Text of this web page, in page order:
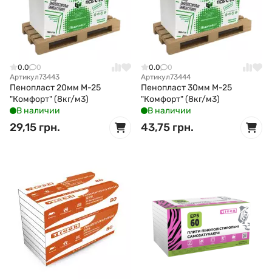
0.0
0
Артикул73443
Пенопласт 20мм М-25
"Комфорт" (8кг/м3)
В наличии
29,15 грн.
0.0
0
Артикул73444
Пенопласт 30мм М-25
"Комфорт" (8кг/м3)
В наличии
43,75 грн.